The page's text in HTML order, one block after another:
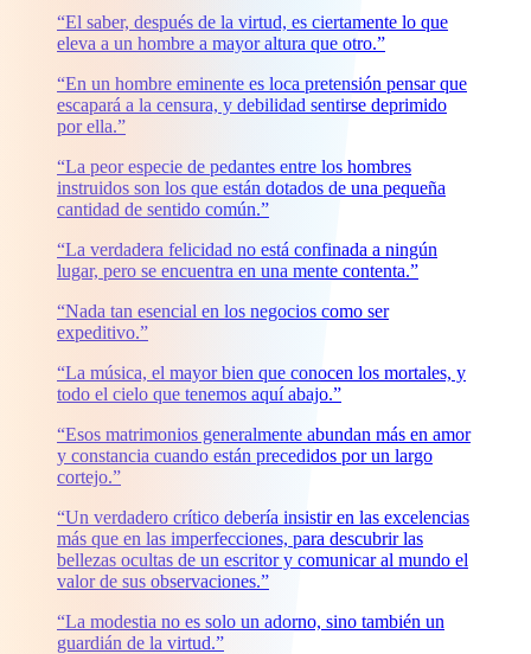
“El saber, después de la virtud, es ciertamente lo que
eleva a un hombre a mayor altura que otro.”
“En un hombre eminente es loca pretensión pensar que
escapará a la censura, y debilidad sentirse deprimido
por ella.”
“La peor especie de pedantes entre los hombres
instruidos son los que están dotados de una pequeña
cantidad de sentido común.”
“La verdadera felicidad no está confinada a ningún
lugar, pero se encuentra en una mente contenta.”
“Nada tan esencial en los negocios como ser
expeditivo.”
“La música, el mayor bien que conocen los mortales, y
todo el cielo que tenemos aquí abajo.”
“Esos matrimonios generalmente abundan más en amor
y constancia cuando están precedidos por un largo
cortejo.”
“Un verdadero crítico debería insistir en las excelencias
más que en las imperfecciones, para descubrir las
bellezas ocultas de un escritor y comunicar al mundo el
valor de sus observaciones.”
“La modestia no es solo un adorno, sino también un
guardián de la virtud.”